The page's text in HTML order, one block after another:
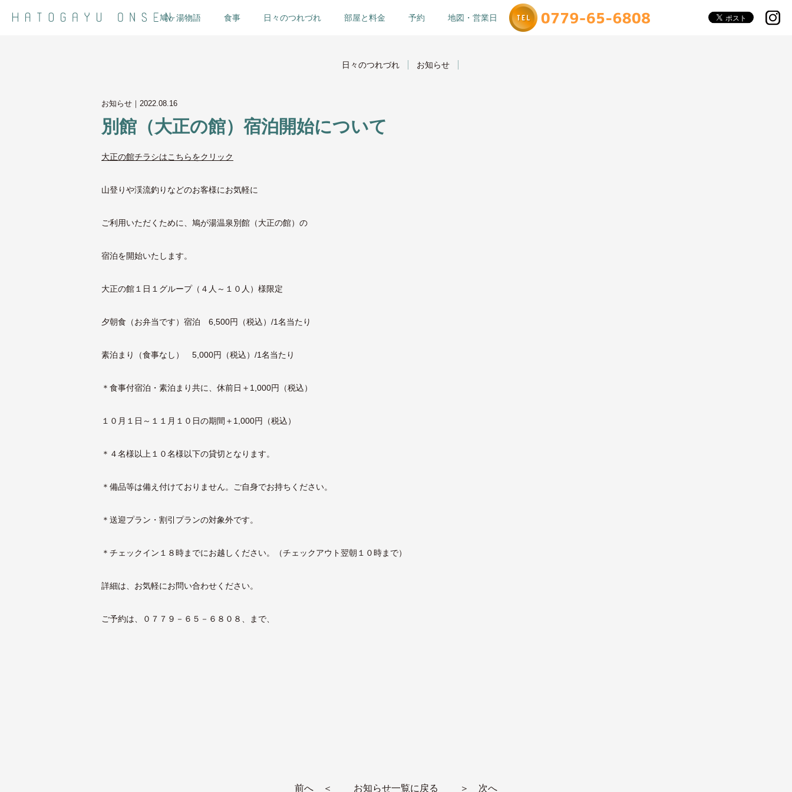
鳩ヶ湯物語 食事 日々のつれづれ 部屋と料金 予約 地図・営業日
日々のつれづれ お知らせ
お知らせ｜ 2022.08.16
別館（大正の館）宿泊開始について
大正の館チラシはこちらをクリック
山登りや渓流釣りなどのお客様にお気軽に
ご利用いただくために、鳩が湯温泉別館（大正の館）の
宿泊を開始いたします。
大正の館１日１グループ（４人～１０人）様限定
夕朝食（お弁当です）宿泊 6,500円（税込）/1名当たり
素泊まり（食事なし） 5,000円（税込）/1名当たり
＊食事付宿泊・素泊まり共に、休前日＋1,000円（税込）
１０月１日～１１月１０日の期間＋1,000円（税込）
＊４名様以上１０名様以下の貸切となります。
＊備品等は備え付けておりません。ご自身でお持ちください。
＊送迎プラン・割引プランの対象外です。
＊チェックイン１８時までにお越しください。（チェックアウト翌朝１０時まで）
詳細は、お気軽にお問い合わせください。
ご予約は、０７７９－６５－６８０８、まで、
前へ ＜ お知らせ一覧に戻る ＞ 次へ